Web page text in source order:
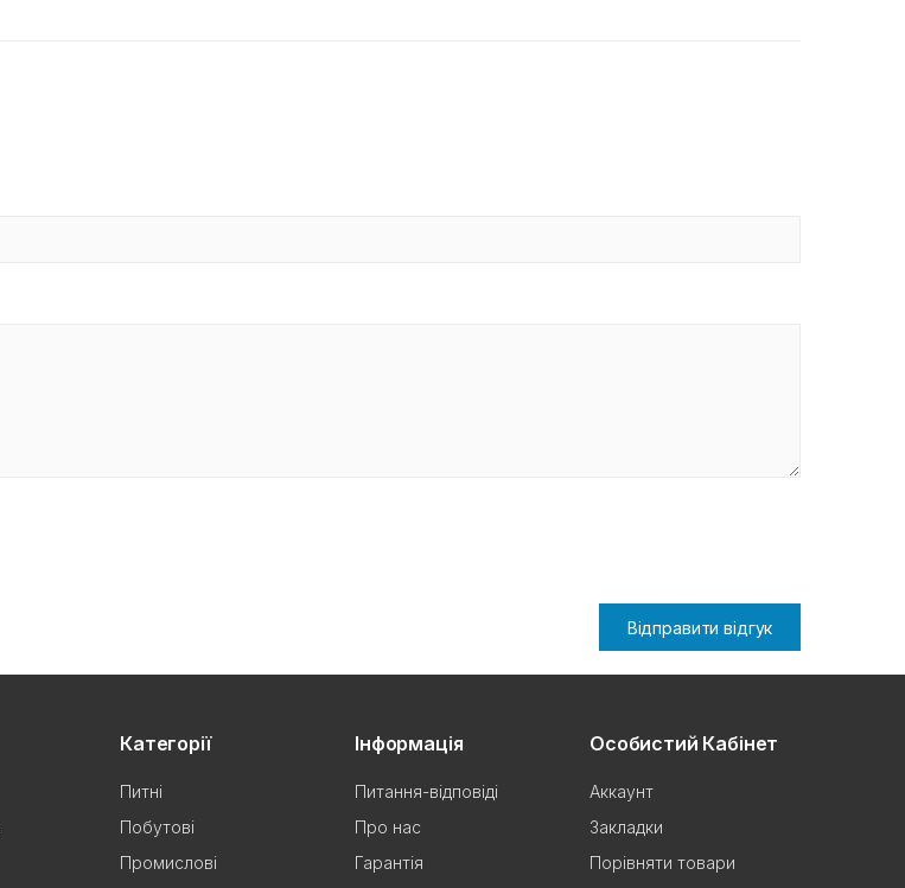
Відправити відгук
Категорії
Питні
Побутові
Промислові
Інформація
Питання-відповіді
Про нас
Гарантія
Особистий Кабінет
Аккаунт
Закладки
Порівняти товари